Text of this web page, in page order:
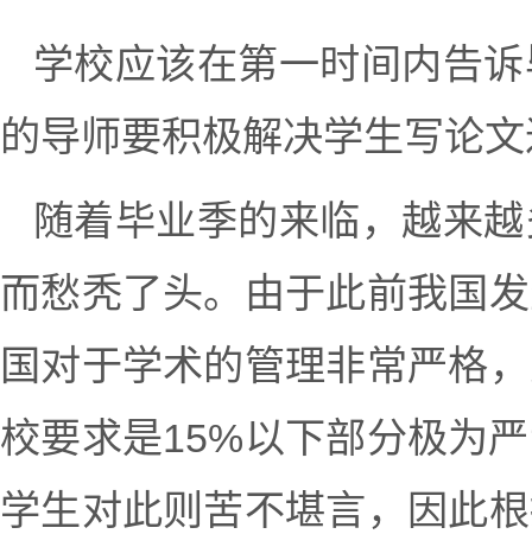
学校应该在第一时间内告
的导师要积极解决学生写论
随着毕业季的来临，越来
而愁秃了头。由于此前我国
国对于学术的管理非常严格
校要求是15%以下部分极为
学生对此则苦不堪言，因此